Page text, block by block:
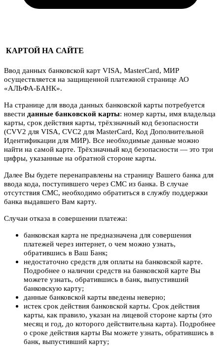
КАРТОЙ НА САЙТЕ
Ввод данных банковской карт VISA, MasterCard, МИР
осуществляется на защищенной платежной странице АО
«АЛЬФА-БАНК».
На странице для ввода данных банковской карты потребуется
ввести данные банковской карты: номер карты, имя владельца
карты, срок действия карты, трёхзначный код безопасности
(CVV2 для VISA, CVC2 для MasterCard, Код Дополнительной
Идентификации для МИР). Все необходимые данные можно
найти на самой карте. Трёхзначный код безопасности — это три
цифры, указанные на обратной стороне карты.
Далее Вы будете перенаправлены на страницу Вашего банка для
ввода кода, поступившего через СМС из банка. В случае
отсутствия СМС, необходимо обратиться в службу поддержки
банка выдавшего Вам карту.
Случаи отказа в совершении платежа:
банковская карта не предназначена для совершения
платежей через интернет, о чем можно узнать,
обратившись в Ваш Банк;
недостаточно средств для оплаты на банковской карте.
Подробнее о наличии средств на банковской карте Вы
можете узнать, обратившись в банк, выпустивший
банковскую карту;
данные банковской карты введены неверно;
истек срок действия банковской карты. Срок действия
карты, как правило, указан на лицевой стороне карты (это
месяц и год, до которого действительна карта). Подробнее
о сроке действия карты Вы можете узнать, обратившись в
банк, выпустивший карту;